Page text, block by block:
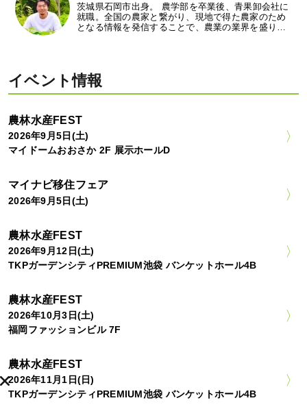
茨城県石岡市出身。 農学部を卒業後、青果卸会社に
就職。全国の農家と繋がり、現地で得た農家のため
となる情報を発信することで、農業の業界を盛り…
イベント情報
農林水産FEST
2026年9月5日(土)
マイドームおおさか 2F 展示ホールD
マイナビ移住フェア
2026年9月5日(土)
農林水産FEST
2026年9月12日(土)
TKPガーデンシティPREMIUM池袋 バンケットホール4B
農林水産FEST
2026年10月3日(土)
福岡ファッションビル 7F
農林水産FEST
2026年11月1日(日)
TKPガーデンシティPREMIUM池袋 バンケットホール4B